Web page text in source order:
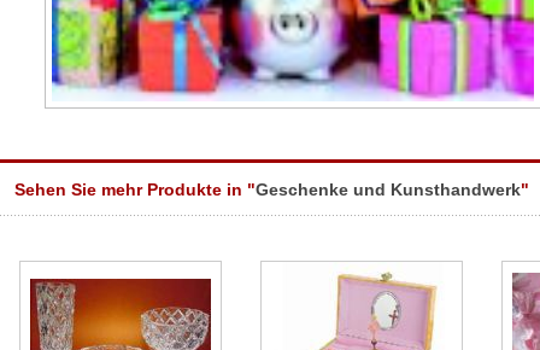
Sehen Sie mehr Produkte in "Geschenke und Kunsthandwerk"